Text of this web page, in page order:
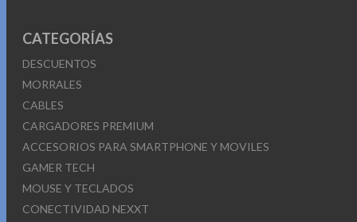
CATEGORÍAS
DESCUENTOS
MORRALES
CABLES
CARGADORES PREMIUM
ACCESORIOS PARA SMARTPHONE Y MOVILES
GAMER TECH
MOUSE Y TECLADOS
CONECTIVIDAD NEXXT